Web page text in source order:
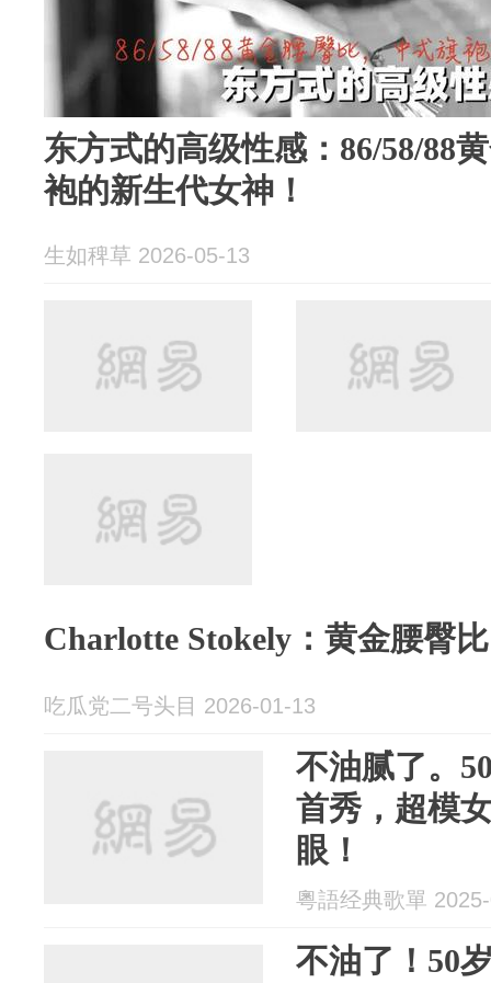
东方式的高级性感：86/58/88
袍的新生代女神！
生如稗草 2026-05-13
Charlotte Stokely：黄金腰臀
吃瓜党二号头目 2026-01-13
不油腻了。
首秀，超模
眼！
粵語经典歌單
不油了！50